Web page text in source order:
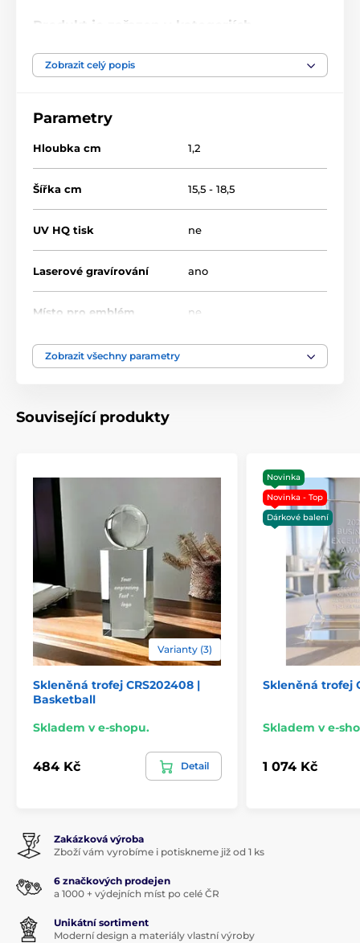
Produkt je zařazen v kategoriích
VÝPRODEJ 2023
Zobrazit celý popis
Parametry
Hloubka cm 1,2
Šířka cm 15,5 - 18,5
UV HQ tisk ne
Laserové gravírování ano
Místo pro emblém ne
Místo pro štítek
Materiál sklo
Způsob personalizace laserové gravírování
Zobrazit všechny parametry
Související produkty
Varianty (3)
Skleněná trofej CRS202408 |
Basketball
Skladem v e-shopu.
484 Kč Detail
Novinka
Novinka - Top
Dárkové balení
Skleněná trofej
Skladem v e-
1 074 Kč
Zakázková výroba
Zboží vám vyrobíme i potiskneme již od 1 ks
6 značkových prodejen
a 1000 + výdejních míst po celé ČR
Unikátní sortiment
Moderní design a materiály vlastní výroby